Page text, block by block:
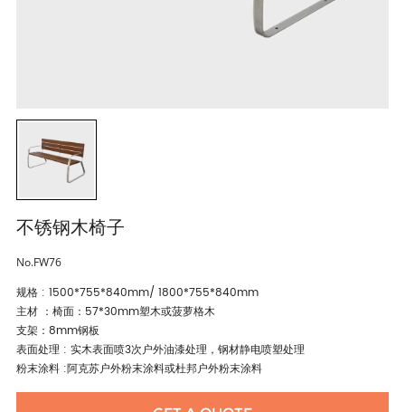
不锈钢木椅子
No.FW76
规格 : 1500*755*840mm/ 1800*755*840mm
主材 ：椅面：57*30mm塑木或菠萝格木
支架：8mm钢板
表面处理 : 实木表面喷3次户外油漆处理，钢材静电喷塑处理
粉末涂料 :阿克苏户外粉末涂料或杜邦户外粉末涂料